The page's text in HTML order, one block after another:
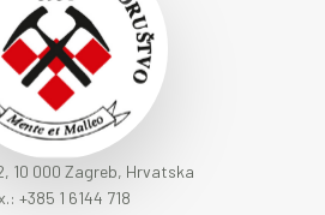
10 000 Zagreb, Hrvatska
+385 1 6144 718